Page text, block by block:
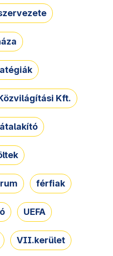
Kft.
férfiak
UEFA
VII.kerület